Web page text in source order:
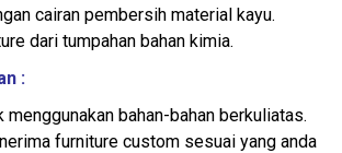
cairan pembersih material kayu.
dari tumpahan bahan kimia.
:
menggunakan bahan-bahan berkuliatas.
furniture custom sesuai yang anda